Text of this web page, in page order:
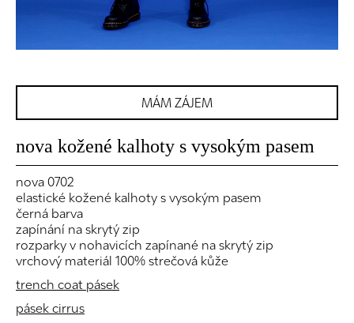
MÁM ZÁJEM
nova kožené kalhoty s vysokým pasem
nova 0702
elastické kožené kalhoty s vysokým pasem
černá barva
zapínání na skrytý zip
rozparky v nohavicích zapínané na skrytý zip
vrchový materiál 100% strečová kůže
trench coat pásek
pásek cirrus